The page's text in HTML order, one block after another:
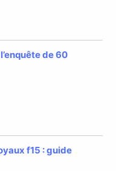
de 60
f15 : guide